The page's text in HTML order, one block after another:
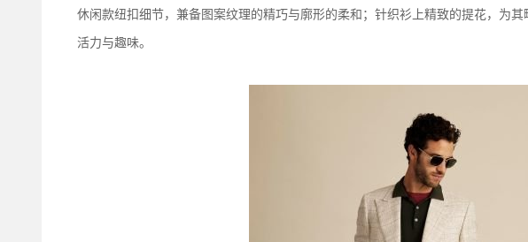
休闲款纽扣细节，兼备图案纹理的精巧与廓形的柔和；针织衫上精致的提花，为
活力与趣味。